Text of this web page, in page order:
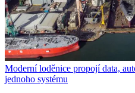
Moderní loděnice propojí data,
jednoho systému